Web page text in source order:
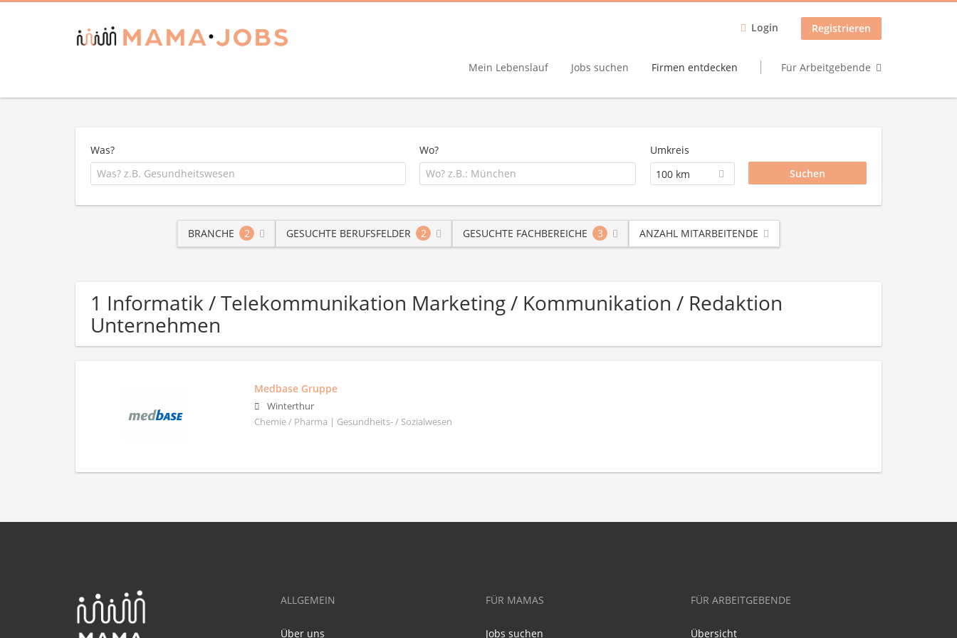
Login Registrieren
Mein Lebenslauf Jobs suchen Firmen entdecken Für Arbeitgebende
Was? Wo?
Umkreis
100 km
BRANCHE 2 GESUCHTE BERUFSFELDER 2 GESUCHTE FACHBEREICHE 3 ANZAHL MITARBEITENDE
1 Informatik / Telekommunikation Marketing / Kommunikation / Redaktion
Unternehmen
Medbase Gruppe
Winterthur
Chemie / Pharma | Gesundheits- / Sozialwesen
ALLGEMEIN
Über uns
FÜR MAMAS
Jobs suchen
FÜR ARBEITGEBENDE
Übersicht